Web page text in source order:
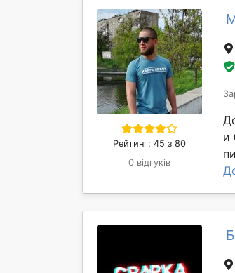
Рейтинг: 45 з 80
0 відгуків
и